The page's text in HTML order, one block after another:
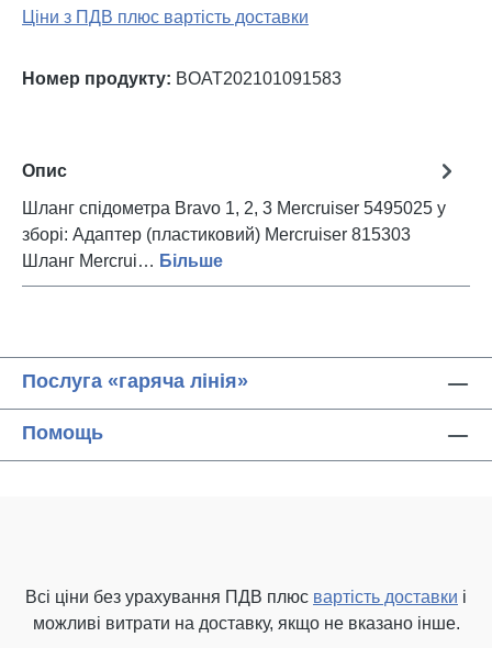
Ціни з ПДВ плюс вартість доставки
Номер продукту: BOAT202101091583
Опис
Шланг спідометра Bravo 1, 2, 3 Mercruiser 5495025 у
зборі: Адаптер (пластиковий) Mercruiser 815303
Шланг Mercrui… Більше
Послуга «гаряча лінія»
Помощь
Всі ціни без урахування ПДВ плюс вартість доставки і
можливі витрати на доставку, якщо не вказано інше.